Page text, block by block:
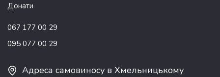
Донати
067 177 00 29
095 077 00 29
Адреса самовиносу в Хмельницькому